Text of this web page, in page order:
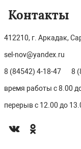
Контакты
412210, г. Аркадак,
sel-nov@yandex.ru
8 (84542) 4-18-47 8
время работы с 8.00
перерыв с 12.00 до